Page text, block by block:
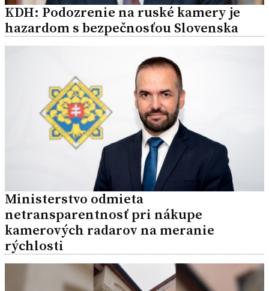
KDH: Podozrenie na ruské kamery je
hazardom s bezpečnosťou Slovenska
Ministerstvo odmieta
netransparentnosť pri nákupe
kamerových radarov na meranie
rýchlosti